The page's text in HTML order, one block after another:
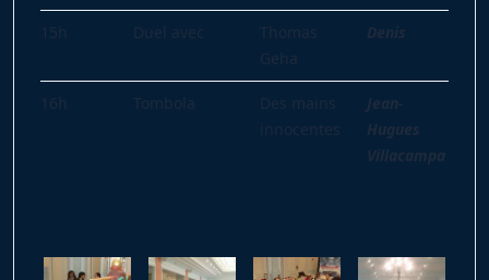
15h Duel avec
Thomas
Geha
Denis
16h Tombola
Des mains
innocentes
Jean-
Hugues
Villacampa